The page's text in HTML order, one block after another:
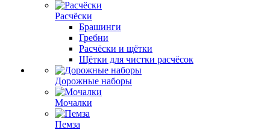
Расчёски
Брашинги
Гребни
Расчёски и щётки
Щётки для чистки расчёсок
Дорожные наборы
Мочалки
Пемза